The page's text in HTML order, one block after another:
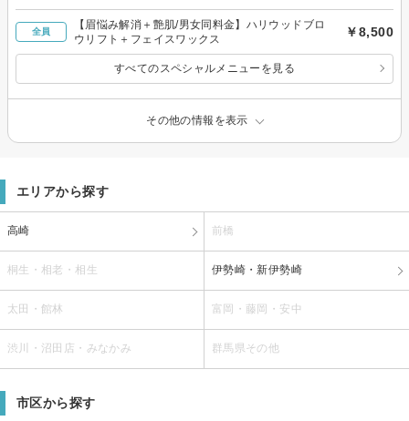
全員
【眉悩み解消＋艶肌/男女同料金】ハリウッドブロ
ウリフト＋フェイスワックス
￥8,500
すべてのスペシャルメニューを見る
その他の情報を表示
エリアから探す
高崎 前橋
桐生・相老・相生 伊勢崎・新伊勢崎
太田・館林 富岡・藤岡・安中
渋川・沼田店・みなかみ 群馬県その他
市区から探す